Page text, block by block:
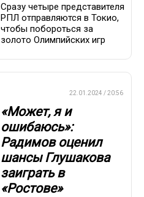
Сразу четыре представителя
РПЛ отправляются в Токио,
чтобы побороться за
золото Олимпийских игр
22.01.2024 / 20:56
«Может, я и
ошибаюсь»:
Радимов оценил
шансы Глушакова
заиграть в
«Ростове»